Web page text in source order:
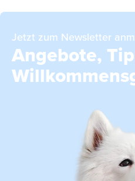
Jetzt zum Newsletter
Angebote,